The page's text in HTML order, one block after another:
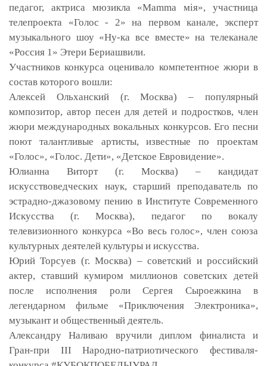
педагог, актриса мюзикла «Маmmа мiя», участница
телепроекта «Голос - 2» на первом канале, эксперт
музыкального шоу «Ну-ка все вместе» на телеканале
«Россия 1» Этери Бериашвили.
Участников конкурса оценивало компетентное жюри в
состав которого вошли:
Алексей Ольханский (г. Москва) – популярный
композитор, автор песен для детей и подростков, член
жюри международных вокальных конкурсов. Его песни
поют талантливые артисты, известные по проектам
«Голос», «Голос. Дети», «Детское Евровидение».
Юлианна Виторт (г. Москва) – кандидат
искусствоведческих наук, старший преподаватель по
эстрадно-джазовому пению в Институте Современного
Искусства (г. Москва), педагог по вокалу
телевизионного конкурса «Во весь голос», член союза
культурных деятелей культуры и искусства.
Юрий Торсуев (г. Москва) – советский и российский
актер, ставший кумиром миллионов советских детей
после исполнения роли Сергея Сыроежкина в
легендарном фильме «Приключения Электроника»,
музыкант и общественный деятель.
Александру Наливаю вручили диплом финалиста и
Гран-при III Народно-патриотического фестиваля-